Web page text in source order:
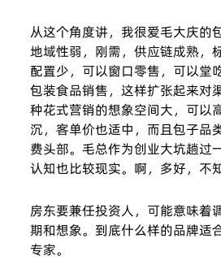
从这个角度讲，我很爱毛大庆的
地域性弱，刚需，供应链成熟，
配置少，可以窗口零售，可以堂
包装食品销售，这样扩张起来对
种花式营销的想象空间大，可以
沉，客单价也适中，而且包子品
费头部。毛总作为创业大坑趟过
认知也比较现实。啊，多好，不
房东要兼任投资人，可能意味着
期和想象。到底什么样的品牌适
专家。